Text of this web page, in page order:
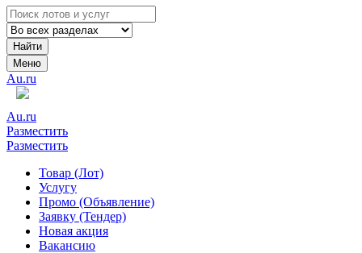
Найти
Меню
Au.ru
Au.ru
Разместить
Разместить
Товар (Лот)
Услугу
Промо (Объявление)
Заявку (Тендер)
Новая акция
Вакансию